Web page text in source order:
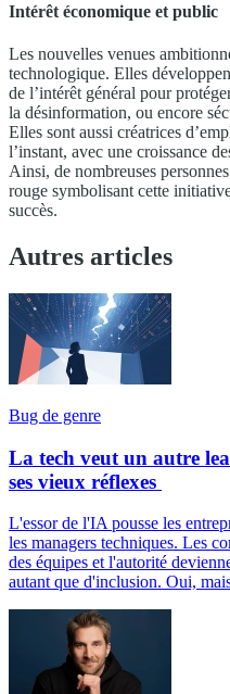
Intérêt économique et public
Les nouvelles venues
technologique. Elles
de l’intérêt général pour
la désinformation, ou encore
Elles sont aussi créatrices
l’instant, avec une croissance
Ainsi, de nombreuses
rouge symbolisant cette
succès.
Autres articles
Bug de genre
La tech veut un autre
ses vieux réflexes
L'essor de l'IA pousse les
les managers techniques. Les
des équipes et l'autorité
autant que d'inclusion. Oui,